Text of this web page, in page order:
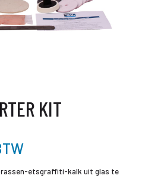
KIT
etsgraffiti-kalk uit glas te